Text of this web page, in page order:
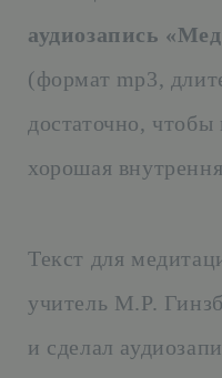
аудиозапись
(формат mp3,
достаточно, чтобы
хорошая
Текст для
учитель М.Р.
и сделал